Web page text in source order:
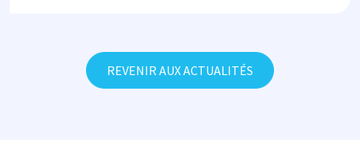
REVENIR AUX ACTUALITÉS